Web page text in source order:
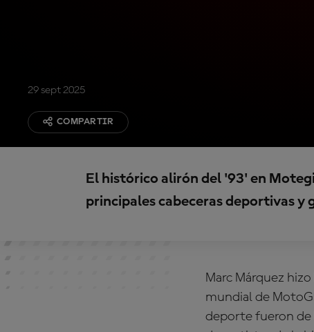
29 sept 2025
COMPARTIR
El histórico alirón del '93' en
principales cabeceras deportivas y
Marc Márquez
mundial de
deporte fueron de